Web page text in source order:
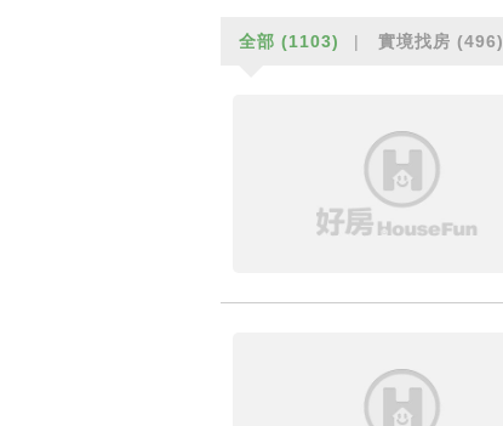
全部 (1103) 實境找房 (496)